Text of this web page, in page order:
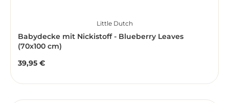
Little Dutch
Babydecke mit Nickistoff - Blueberry Leaves
(70x100 cm)
Regulärer Preis:
39,95 €